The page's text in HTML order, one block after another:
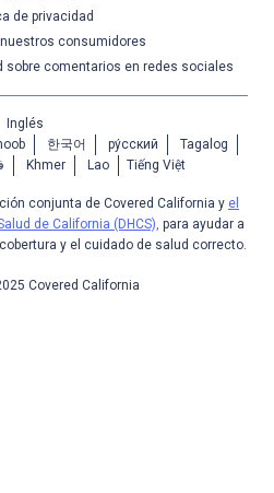
de privacidad
consumidores
sobre comentarios en redes sociales
Inglés
한국어 ру́сский
Tagalog
Khmer Lao Tiếng Việt
conjunta de Covered California y el
de California (DHCS), para ayudar a
y el cuidado de salud correcto.
Covered California